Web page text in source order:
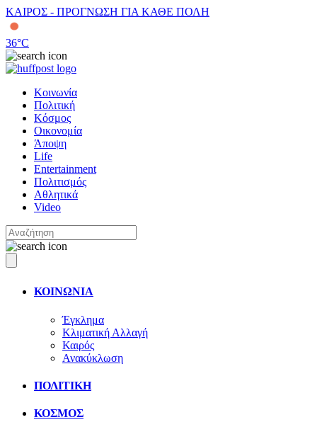
ΚΑΙΡΟΣ - ΠΡΟΓΝΩΣΗ ΓΙΑ ΚΑΘΕ ΠΟΛΗ
36°C
Κοινωνία
Πολιτική
Κόσμος
Οικονομία
Άποψη
Life
Entertainment
Πολιτισμός
Αθλητικά
Video
ΚΟΙΝΩΝΙΑ
Έγκλημα
Κλιματική Αλλαγή
Καιρός
Ανακύκλωση
ΠΟΛΙΤΙΚΗ
ΚΟΣΜΟΣ